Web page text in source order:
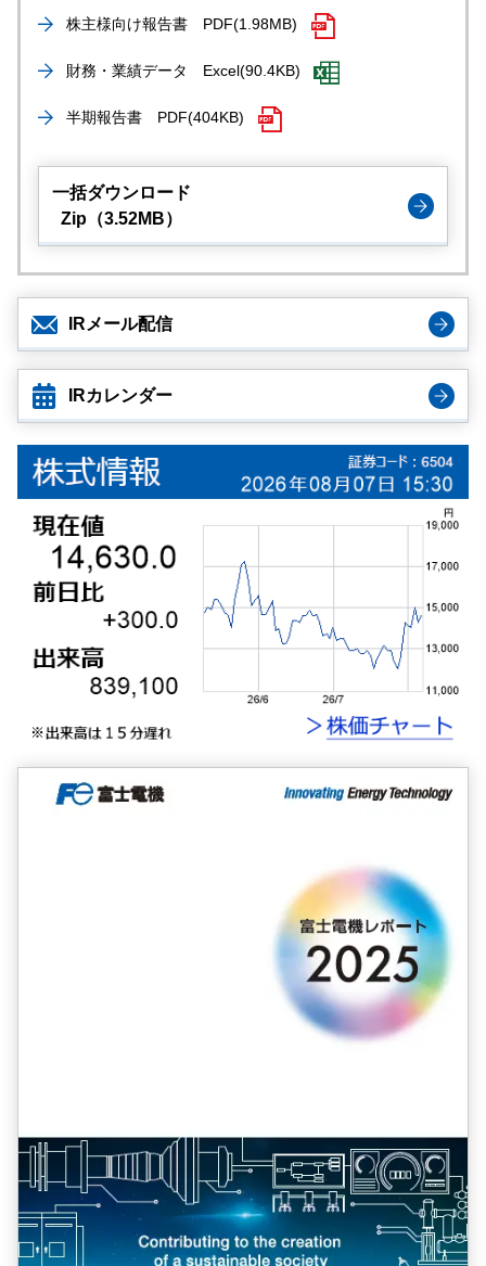
株主様向け報告書 PDF(1.98MB)
財務・業績データ Excel(90.4KB)
半期報告書 PDF(404KB)
一括ダウンロード
Zip（3.52MB）
IRメール配信
IRカレンダー